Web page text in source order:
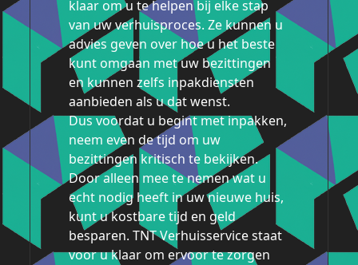
klaar om u te helpen bij elke stap
van uw verhuisproces. Ze kunnen u
advies geven over hoe u het beste
kunt omgaan met uw bezittingen
en kunnen zelfs inpakdiensten
aanbieden als u dat wenst.
Dus voordat u begint met inpakken,
neem even de tijd om uw
bezittingen kritisch te bekijken.
Door alleen mee te nemen wat u
echt nodig heeft in uw nieuwe huis,
kunt u kostbare tijd en geld
besparen. TNT Verhuisservice staat
voor u klaar om ervoor te zorgen